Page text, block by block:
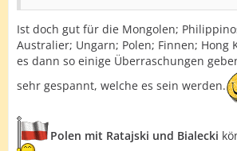
Ist doch gut für die Mongolen;
Australier; Ungarn; Polen; Finnen; Hong
es dann so einige Überraschungen
sehr gespannt, welche es sein werden.
Polen mit Ratajski und Bialecki